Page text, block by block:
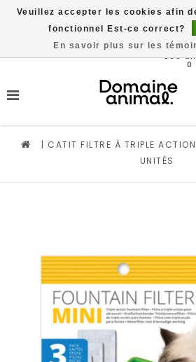
566
0
| CATIT FILTRE À TRIPLE
UNITÉS
Veuillez accepter les cookies afin
fonctionnel Est-ce correct?
En savoir plus sur les
Livraison gratuite à